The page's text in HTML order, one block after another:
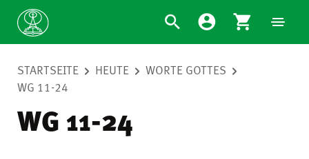
STARTSEITE HEUTE
WORTE GOTTES
WG 11-24
WG 11-24